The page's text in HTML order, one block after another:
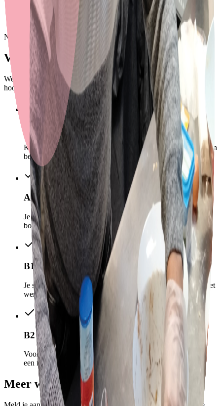
Met onze taalapp oefen je thuis. Je kiest de situatie die bij jou
past… en praten maar!
Niveaus
Van waar je staat tot het hoogst haalbare
We beginnen bij jouw niveau en werken stap voor stap toe naar het
hoogst haalbare, afgestemd op jouw doelen.
Alfabetisering
Kun je nog niet lezen en schrijven in het Latijnse alfabet? Dan
beginnen we daar, rustig en stap voor stap.
A2
Je leert je redden in eenvoudige, alledaagse situaties:
boodschappen, afspraken en korte gesprekken.
B1
Je spreekt zo goed Nederlands dat je je zelfstandig redt op het
werk, op school en in sociale contacten.
B2
Voor wie verder wil, bijvoorbeeld richting een opleiding of
een functie met meer taal.
Meer weten?